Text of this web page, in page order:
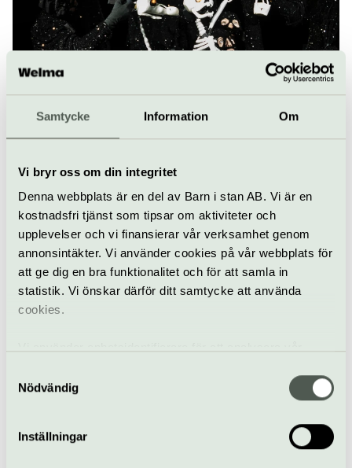
Samtycke Information Om
Vi bryr oss om din integritet
Denna webbplats är en del av Barn i stan AB. Vi är en
kostnadsfri tjänst som tipsar om aktiviteter och
upplevelser och vi finansierar vår verksamhet genom
annonsintäkter. Vi använder cookies på vår webbplats för
att ge dig en bra funktionalitet och för att samla in
statistik. Vi önskar därför ditt samtycke att använda
cookies.
samt tillhandahålla funktioner för sociala medier. Vi
vidarebefordrar även sådana identifierare och annan
information från din enhet till de sociala medier och
annons- och analysföretag som vi samarbetar med.
Nödvändig
Inställningar
Dockteater
Dead as a Dodo är en visuellt slående och musikalisk
berättelse om vänskap, överlevnad och den sköra gränsen
mellan liv och död.
Kulturhuset Stadsteatern | Norrmalm
Dockteater